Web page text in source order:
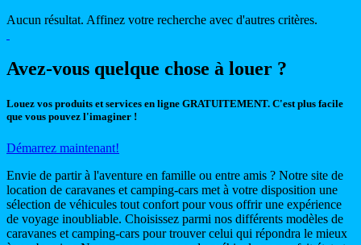
Aucun résultat. Affinez votre recherche avec d'autres critères.
Avez-vous quelque chose à louer ?
Louez vos produits et services en ligne GRATUITEMENT. C'est plus facile
que vous pouvez l'imaginer !
Démarrez maintenant!
Envie de partir à l'aventure en famille ou entre amis ? Notre site de
location de caravanes et camping-cars met à votre disposition une
sélection de véhicules tout confort pour vous offrir une expérience
de voyage inoubliable. Choisissez parmi nos différents modèles de
caravanes et camping-cars pour trouver celui qui répondra le mieux